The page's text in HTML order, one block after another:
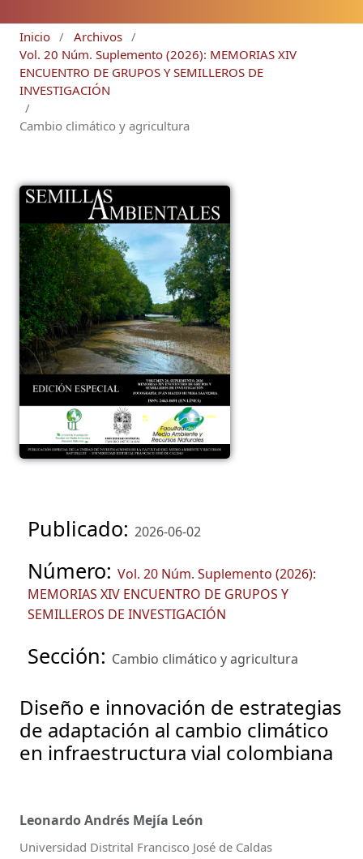
Inicio / Archivos /
Vol. 20 Núm. Suplemento (2026): MEMORIAS XIV
ENCUENTRO DE GRUPOS Y SEMILLEROS DE
INVESTIGACIÓN
/
Cambio climático y agricultura
Publicado: 2026-06-02
Número: Vol. 20 Núm. Suplemento (2026):
MEMORIAS XIV ENCUENTRO DE GRUPOS Y
SEMILLEROS DE INVESTIGACIÓN
Sección: Cambio climático y agricultura
Diseño e innovación de estrategias
de adaptación al cambio climático
en infraestructura vial colombiana
Leonardo Andrés Mejía León
Universidad Distrital Francisco José de Caldas